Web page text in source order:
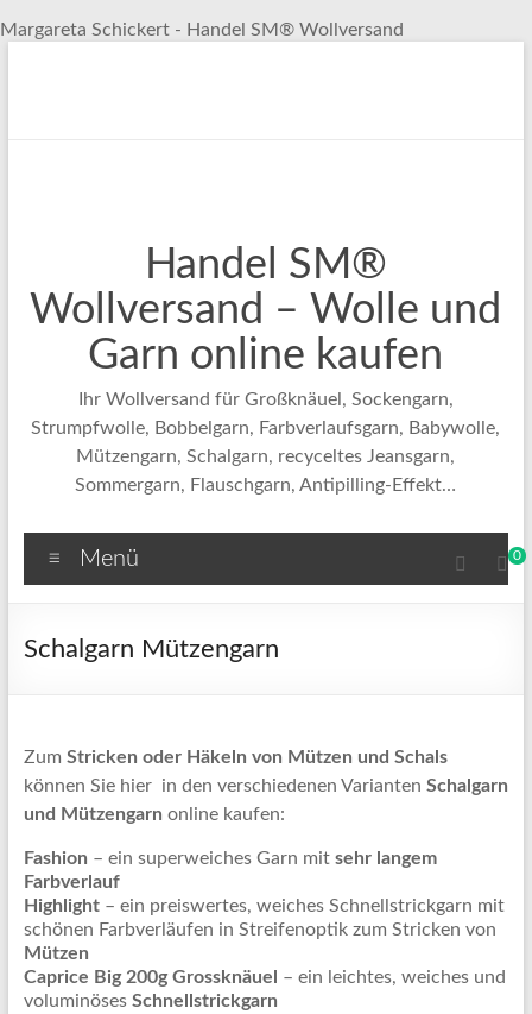
Margareta Schickert - Handel SM® Wollversand
Handel SM®
Wollversand – Wolle und
Garn online kaufen
Ihr Wollversand für Großknäuel, Sockengarn,
Strumpfwolle, Bobbelgarn, Farbverlaufsgarn, Babywolle,
Mützengarn, Schalgarn, recyceltes Jeansgarn,
Sommergarn, Flauschgarn, Antipilling-Effekt…
0
Menü
Schalgarn Mützengarn
Zum Stricken oder Häkeln von Mützen und Schals
können Sie hier in den verschiedenen Varianten Schalgarn
und Mützengarn online kaufen:
Fashion – ein superweiches Garn mit sehr langem
Farbverlauf
Highlight– ein preiswertes, weiches Schnellstrickgarn mit
schönen Farbverläufen in Streifenoptik zum Stricken von
Mützen
Caprice Big 200g Grossknäuel
– ein leichtes, weiches und
voluminöses Schnellstrickgarn